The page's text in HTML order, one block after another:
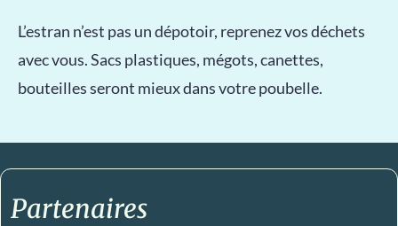
L’estran n’est pas un dépotoir, reprenez vos déchets
avec vous. Sacs plastiques, mégots, canettes,
bouteilles seront mieux dans votre poubelle.
Partenaires